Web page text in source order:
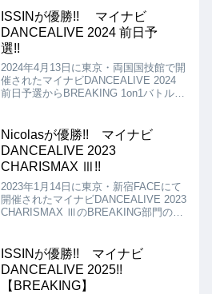
っていたとジャッジに評価されました!!
ISSINが優勝!! マイナビ
DANCEALIVE 2024 前日予
選!!
2024年4月13日に東京・両国国技館で開
催されたマイナビDANCEALIVE 2024
前日予選からBREAKING 1on1バトルの
優勝となりました!!
Nicolasが優勝!! マイナビ
DANCEALIVE 2023
CHARISMAX Ⅲ!!
2023年1月14日に東京・新宿FACEにて
開催されたマイナビDANCEALIVE 2023
CHARISMAX ⅢのBREAKING部門の動
Tsukki vs Nicolas。
ISSINが優勝!! マイナビ
DANCEALIVE 2025!!
【BREAKING】